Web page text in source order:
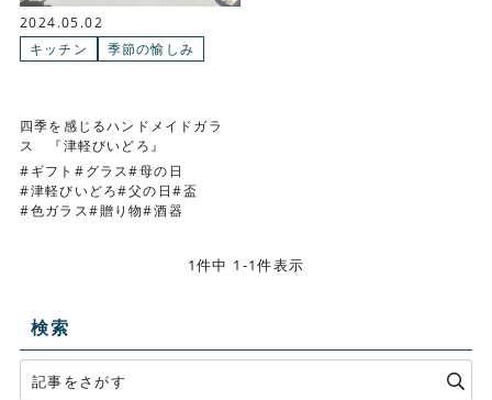
2024.05.02
キッチン
季節の愉しみ
四季を感じるハンドメイドガラ
ス 『津軽びいどろ』
ギフト
グラス 母の日
津軽びいどろ 父の日
盃
色ガラス
贈り物 酒器
1件中 1-1件表示
検索